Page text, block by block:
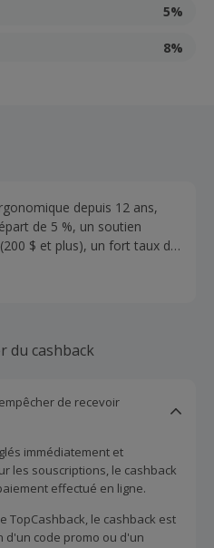
5%
8%
depuis 12 ans,
de 5 %, un soutien
$ et plus), un fort taux de
du cashback
de recevoir
immédiatement et
les souscriptions, le cashback
effectué en ligne.
TopCashback, le cashback est
d'un code promo ou d'un